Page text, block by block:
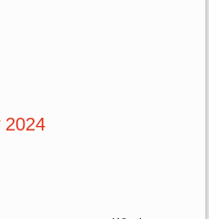
2024